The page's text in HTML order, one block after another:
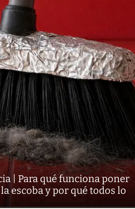
| Para qué funciona poner
escoba y por qué todos lo